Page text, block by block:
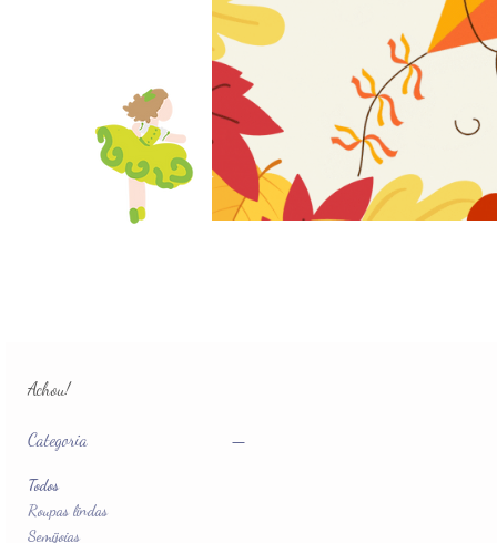
Achou!
Categoria
Todos
Roupas lindas
Semijoias